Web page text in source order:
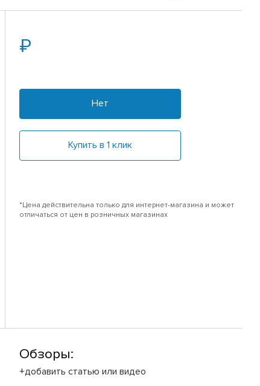
Нет
Купить в 1 клик
*Цена действительна только для интернет-магазина и может
отличаться от цен в розничных магазинах
Обзоры:
+добавить статью или видео